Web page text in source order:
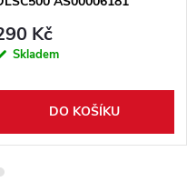
Kč
Skladem
DO KOŠÍKU